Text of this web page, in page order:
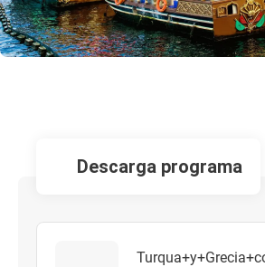
descarga programa